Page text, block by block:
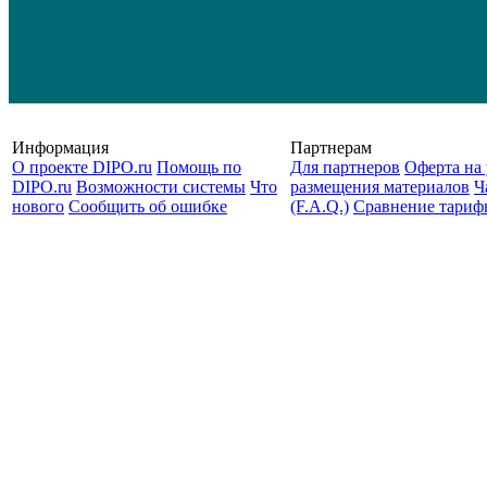
Информация
О проекте DIPO.ru Помощь по
DIPO.ru Возможности системы Что
нового Сообщить об ошибке
Партнерам
Для партнеров Оферта на
размещения материалов
(F.A.Q.) Cравнение